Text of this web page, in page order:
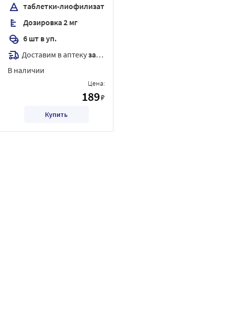
таблетки-лиофилизат
Дозировка 2 мг
6 шт в уп.
Доставим в аптекузавтра
В наличии
Цена:
189₽
Купить